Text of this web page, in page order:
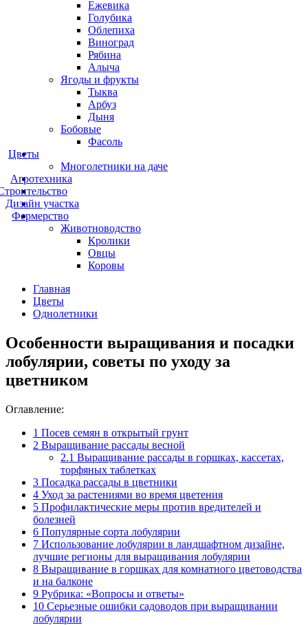
Ежевика
Голубика
Облепиха
Виноград
Рябина
Алыча
Ягоды и фрукты
Тыква
Арбуз
Дыня
Бобовые
Фасоль
Цветы
Многолетники на даче
Агротехника
Дизайн участка
Фермерство
Животноводство
Кролики
Овцы
Коровы
Главная
Цветы
Однолетники
Особенности выращивания и посадки
лобулярии, советы по уходу за
цветником
Оглавление:
1 Посев семян в открытый грунт
2 Выращивание рассады весной
2.1 Выращивание рассады в горшках, кассетах,
торфяных таблетках
3 Посадка рассады в цветники
4 Уход за растениями во время цветения
5 Профилактические меры против вредителей и
болезней
6 Популярные сорта лобулярии
7 Использование лобулярии в ландшафтном дизайне,
лучшие регионы для выращивания лобулярии
8 Выращивание в горшках для комнатного цветоводства
и на балконе
9 Рубрика: «Вопросы и ответы»
10 Серьезные ошибки садоводов при выращивании
лобулярии